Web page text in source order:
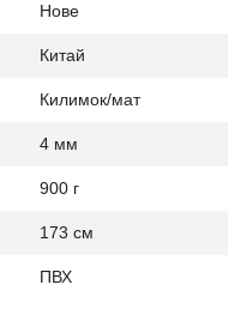
Нове
Китай
Килимок/мат
4 мм
900 г
173 см
ПВХ